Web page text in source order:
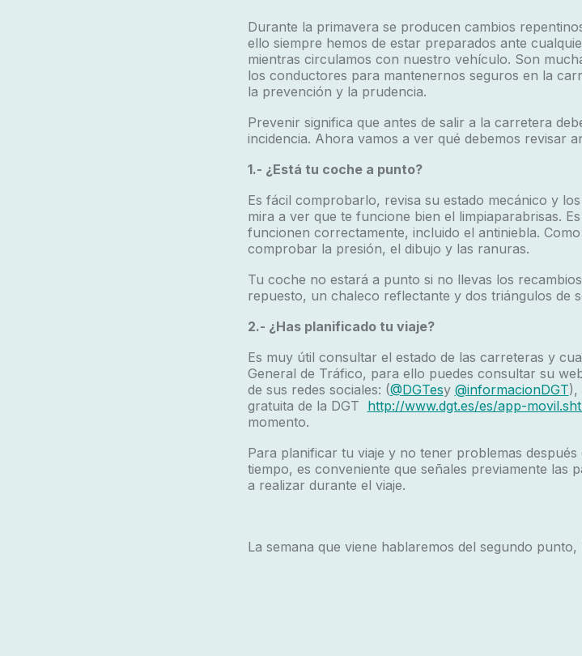
Durante la primavera se producen cambios
ello siempre hemos de estar preparados ante
mientras circulamos con nuestro vehículo. Son
los conductores para mantenernos seguros en la
la prevención y la prudencia.
Prevenir significa que antes de salir a la carretera
incidencia. Ahora vamos a ver qué debemos revisar
1.- ¿Está tu coche a punto?
Es fácil comprobarlo, revisa su estado mecánico y
mira a ver que te funcione bien el limpiaparabrisas.
funcionen correctamente, incluido el antiniebla.
comprobar la presión, el dibujo y las ranuras.
Tu coche no estará a punto si no llevas los
repuesto, un chaleco reflectante y dos triángulos de
2.- ¿Has planificado tu viaje?
Es muy útil consultar el estado de las carreteras y
General de Tráfico, para ello puedes consultar su
de sus redes sociales: (@DGTesy @informacionDGT),
gratuita de la DGT http://www.dgt.es/es/app-
momento.
Para planificar tu viaje y no tener problemas
tiempo, es conveniente que señales previamente las
a realizar durante el viaje.
La semana que viene hablaremos del segundo punto,